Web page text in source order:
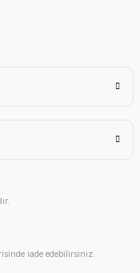
iade edebilirsiniz.